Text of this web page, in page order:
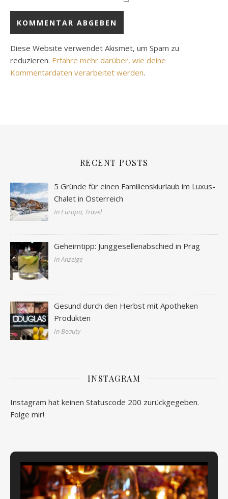
Diese Website verwendet Akismet, um Spam zu
reduzieren. Erfahre mehr darüber, wie deine
Kommentardaten verarbeitet werden.
RECENT POSTS
5 Gründe für einen Familienskiurlaub im Luxus-
Chalet in Österreich
In Europa, Travel
Geheimtipp: Junggesellenabschied in Prag
In Anzeige
Gesund durch den Herbst mit Apotheken
Produkten
In Beauty
INSTAGRAM
Instagram hat keinen Statuscode 200 zurückgegeben.
Folge mir!